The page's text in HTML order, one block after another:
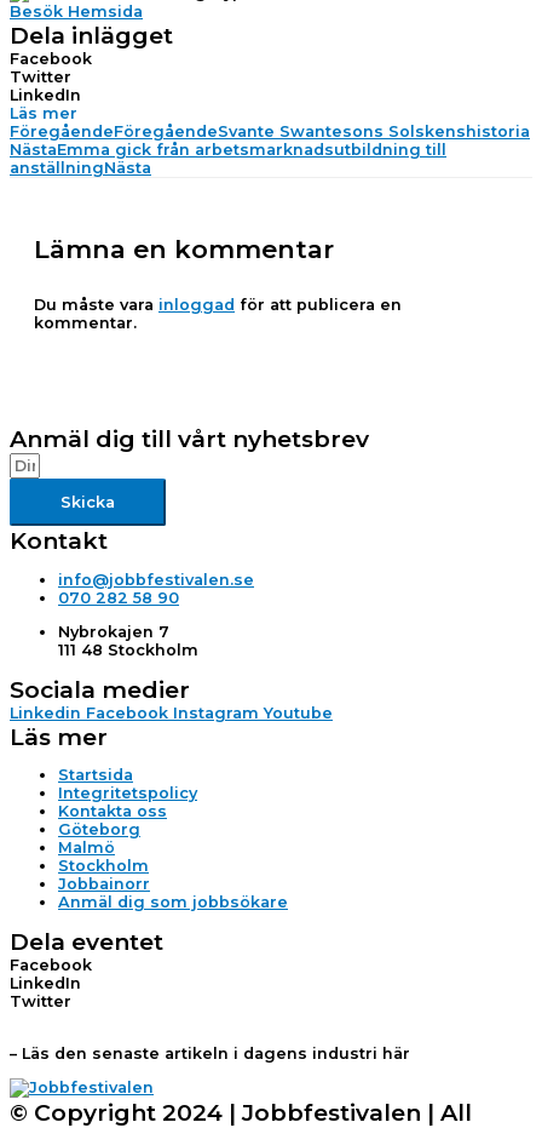
Besök Hemsida
Dela inlägget
Facebook
Twitter
LinkedIn
Läs mer
FöregåendeFöregåendeSvante Swantesons Solskenshistoria
NästaEmma gick från arbetsmarknadsutbildning till
anställningNästa
Lämna en kommentar
Du måste vara inloggad för att publicera en
kommentar.
Anmäl dig till vårt nyhetsbrev
Skicka
Kontakt
info@jobbfestivalen.se
070 282 58 90
Nybrokajen 7
111 48 Stockholm
Sociala medier
Linkedin Facebook Instagram Youtube
Läs mer
Startsida
Integritetspolicy
Kontakta oss
Göteborg
Malmö
Stockholm
Jobbainorr
Anmäl dig som jobbsökare
Dela eventet
Facebook
LinkedIn
Twitter
– Läs den senaste artikeln i dagens industri här
© Copyright 2024 | Jobbfestivalen | All